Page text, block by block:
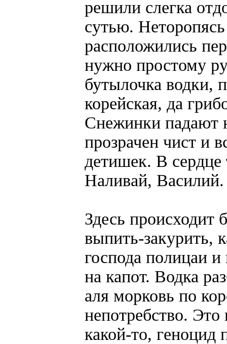
решили слегка
сутью.
расположились
нужно простому
бутылочка водки,
корейская, да
Снежинки падают
прозрачен чист и
детишек. В сердце
Наливай, Василий.
Здесь происходит
выпить-закурить,
господа полицаи
на капот. Водка
аля морковь по
непотребство.
какой-то, геноцид